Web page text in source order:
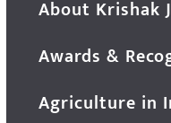
About Krishak
Awards &
Agriculture in